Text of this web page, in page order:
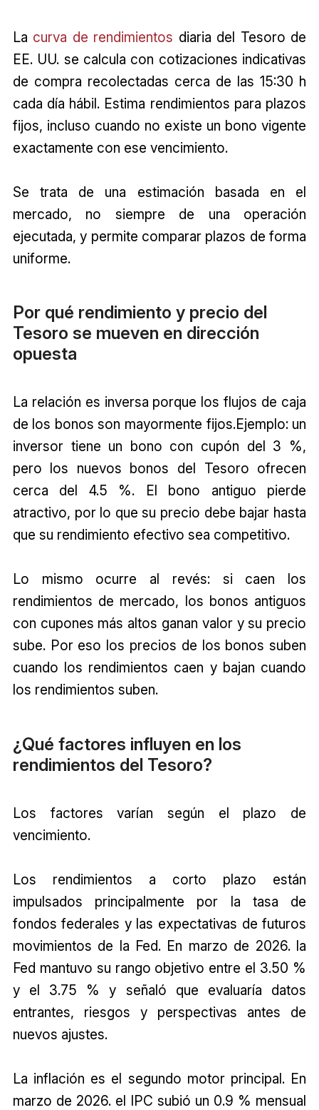
La curva de rendimientos diaria del Tesoro de
EE. UU. se calcula con cotizaciones indicativas
de compra recolectadas cerca de las 15:30 h
cada día hábil. Estima rendimientos para plazos
fijos, incluso cuando no existe un bono vigente
exactamente con ese vencimiento.
Se trata de una estimación basada en el
mercado, no siempre de una operación
ejecutada, y permite comparar plazos de forma
uniforme.
Por qué rendimiento y precio del
Tesoro se mueven en dirección
opuesta
La relación es inversa porque los flujos de caja
de los bonos son mayormente fijos.Ejemplo: un
inversor tiene un bono con cupón del 3 %,
pero los nuevos bonos del Tesoro ofrecen
cerca del 4.5 %. El bono antiguo pierde
atractivo, por lo que su precio debe bajar hasta
que su rendimiento efectivo sea competitivo.
Lo mismo ocurre al revés: si caen los
rendimientos de mercado, los bonos antiguos
con cupones más altos ganan valor y su precio
sube. Por eso los precios de los bonos suben
cuando los rendimientos caen y bajan cuando
los rendimientos suben.
¿Qué factores influyen en los
rendimientos del Tesoro?
Los factores varían según el plazo de
vencimiento.
Los rendimientos a corto plazo están
impulsados principalmente por la tasa de
fondos federales y las expectativas de futuros
movimientos de la Fed. En marzo de 2026. la
Fed mantuvo su rango objetivo entre el 3.50 %
y el 3.75 % y señaló que evaluaría datos
entrantes, riesgos y perspectivas antes de
nuevos ajustes.
La inflación es el segundo motor principal. En
marzo de 2026. el IPC subió un 0.9 % mensual